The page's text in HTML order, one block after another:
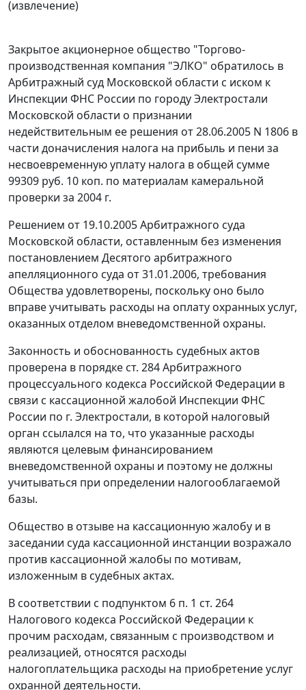
(извлечение)
Закрытое акционерное общество "Торгово-
производственная компания "ЭЛКО" обратилось в
Арбитражный суд Московской области с иском к
Инспекции ФНС России по городу Электростали
Московской области о признании
недействительным ее решения от 28.06.2005 N 1806 в
части доначисления налога на прибыль и пени за
несвоевременную уплату налога в общей сумме
99309 руб. 10 коп. по материалам камеральной
проверки за 2004 г.
Решением от 19.10.2005 Арбитражного суда
Московской области, оставленным без изменения
постановлением Десятого арбитражного
апелляционного суда от 31.01.2006, требования
Общества удовлетворены, поскольку оно было
вправе учитывать расходы на оплату охранных услуг,
оказанных отделом вневедомственной охраны.
Законность и обоснованность судебных актов
проверена в порядке ст. 284Арбитражного
процессуального кодекса Российской Федерации в
связи с кассационной жалобой Инспекции ФНС
России по г. Электростали, в которой налоговый
орган ссылался на то, что указанные расходы
являются целевым финансированием
вневедомственной охраны и поэтому не должны
учитываться при определении налогооблагаемой
базы.
Общество в отзыве на кассационную жалобу и в
заседании суда кассационной инстанции возражало
против кассационной жалобы по мотивам,
изложенным в судебных актах.
В соответствии с подпунктом 6 п. 1 ст. 264
Налогового кодекса Российской Федерации к
прочим расходам, связанным с производством и
реализацией, относятся расходы
налогоплательщика расходы на приобретение услуг
охранной деятельности.